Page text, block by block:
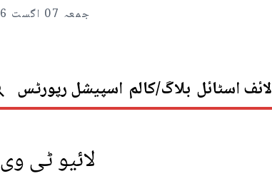
جمعہ 07 اگست 2026
لائف اسٹائل بلاگ/کالم اسپیشل رپورٹس
لائیو ٹی وی